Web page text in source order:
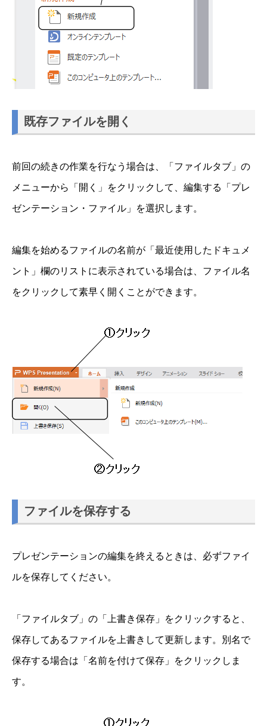
既存ファイルを開く
前回の続きの作業を行なう場合は、「ファイルタブ」の
メニューから「開く」をクリックして、編集する「プレ
ゼンテーション・ファイル」を選択します。
編集を始めるファイルの名前が「最近使用したドキュメ
ント」欄のリストに表示されている場合は、ファイル名
をクリックして素早く開くことができます。
ファイルを保存する
プレゼンテーションの編集を終えるときは、必ずファイ
ルを保存してください。
「ファイルタブ」の「上書き保存」をクリックすると、
保存してあるファイルを上書きして更新します。別名で
保存する場合は「名前を付けて保存」をクリックしま
す。